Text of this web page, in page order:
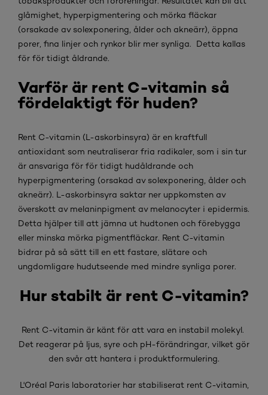
glåmighet, hyperpigmentering och mörka fläckar
(orsakade av solexponering, ålder och akneärr), öppna
porer, fina linjer och rynkor blir mer synliga. Detta kallas
för för tidigt åldrande.
Varför är rent C-vitamin så
fördelaktigt för huden?
Rent C-vitamin (L-askorbinsyra) är en kraftfull
antioxidant som neutraliserar fria radikaler, som i sin tur
är ansvariga för för tidigt hudåldrande och
hyperpigmentering (orsakad av solexponering, ålder och
akneärr). L-askorbinsyra saktar ner uppkomsten av
överskott av melaninpigment av melanocyter i epidermis.
Detta hjälper till att jämna ut hudtonen och förebygga
eller minska mörka pigmentfläckar. Rent C-vitamin
bidrar på så sätt till en ett fastare, slätare och
ungdomligare hudutseende med mindre synliga porer.
Hur stabilt är rent C-vitamin?
Rent C-vitamin är känt för att vara en instabil molekyl.
Det reagerar på ljus, syre och pH-förändringar, vilket gör
den svår att hantera i produktformulering.
L'Oréal Paris laboratorier har stabiliserat rent C-vitamin,